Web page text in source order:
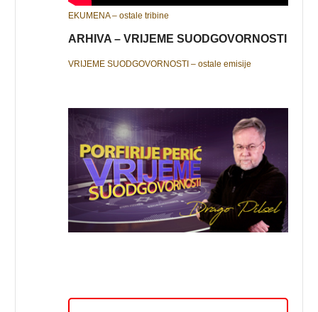
EKUMENA – ostale tribine
ARHIVA – VRIJEME SUODGOVORNOSTI
VRIJEME SUODGOVORNOSTI – ostale emisije